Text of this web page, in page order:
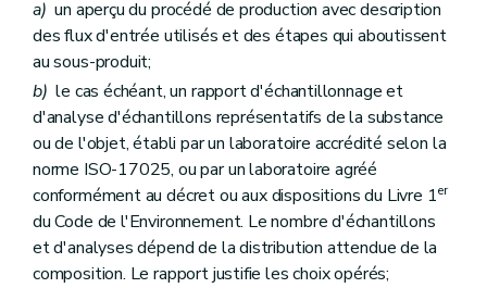
a) un aperçu du procédé de production avec description
des flux d'entrée utilisés et des étapes qui aboutissent
au sous-produit;
b) le cas échéant, un rapport d'échantillonnage et
d'analyse d'échantillons représentatifs de la substance
ou de l'objet, établi par un laboratoire accrédité selon la
norme ISO-17025, ou par un laboratoire agréé
conformément au décret ou aux dispositions du Livre 1er
du Code de l'Environnement. Le nombre d'échantillons
et d'analyses dépend de la distribution attendue de la
composition. Le rapport justifie les choix opérés;